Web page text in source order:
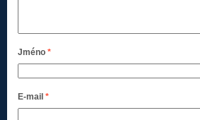
Jméno *
E-mail *